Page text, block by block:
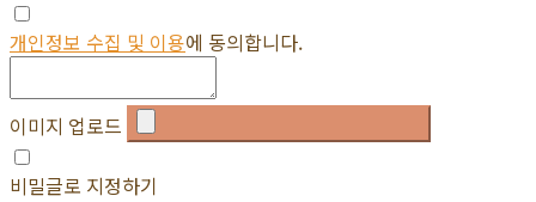
개인정보 수집 및 이용에 동의합니다.
이미지 업로드
비밀글로 지정하기